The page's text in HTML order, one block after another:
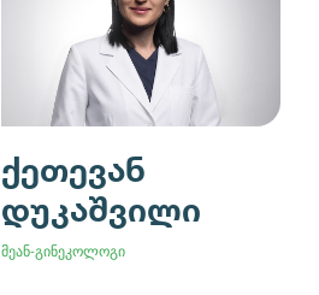
ქეთევან
დუკაშვილი
მეან-გინეკოლოგი